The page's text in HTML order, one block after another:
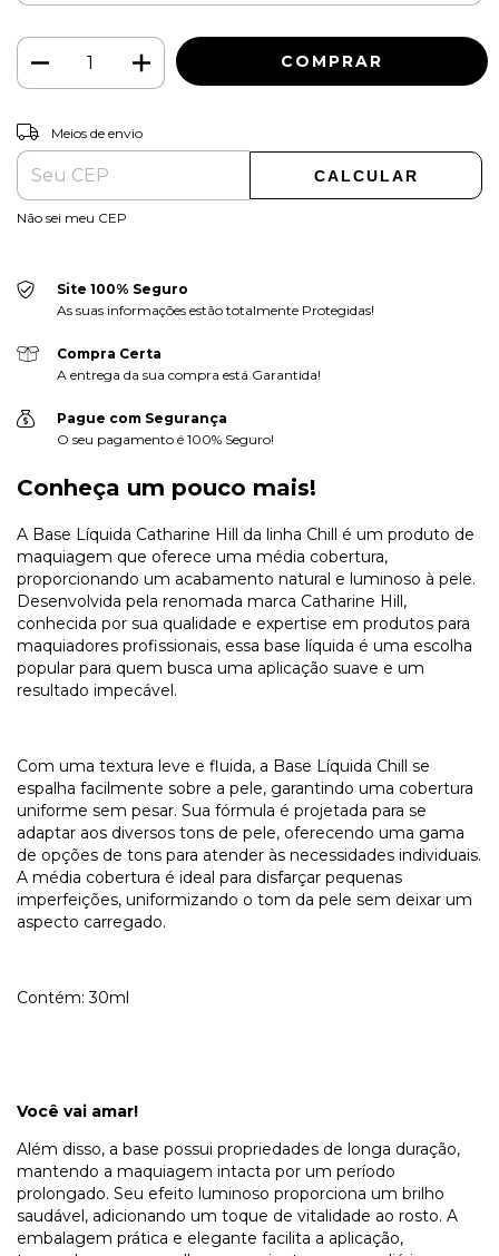
Entregas para o CEP:
Meios de envio
CALCULAR
Não sei meu CEP
Site 100% Seguro
As suas informações estão totalmente Protegidas!
Compra Certa
A entrega da sua compra está Garantida!
Pague com Segurança
O seu pagamento é 100% Seguro!
Conheça um pouco mais!
A Base Líquida Catharine Hill da linha Chill é um produto de
maquiagem que oferece uma média cobertura,
proporcionando um acabamento natural e luminoso à pele.
Desenvolvida pela renomada marca Catharine Hill,
conhecida por sua qualidade e expertise em produtos para
maquiadores profissionais, essa base líquida é uma escolha
popular para quem busca uma aplicação suave e um
resultado impecável.
Com uma textura leve e fluida, a Base Líquida Chill se
espalha facilmente sobre a pele, garantindo uma cobertura
uniforme sem pesar. Sua fórmula é projetada para se
adaptar aos diversos tons de pele, oferecendo uma gama
de opções de tons para atender às necessidades individuais.
A média cobertura é ideal para disfarçar pequenas
imperfeições, uniformizando o tom da pele sem deixar um
aspecto carregado.
Contém: 30ml
Você vai amar!
Além disso, a base possui propriedades de longa duração,
mantendo a maquiagem intacta por um período
prolongado. Seu efeito luminoso proporciona um brilho
saudável, adicionando um toque de vitalidade ao rosto. A
embalagem prática e elegante facilita a aplicação,